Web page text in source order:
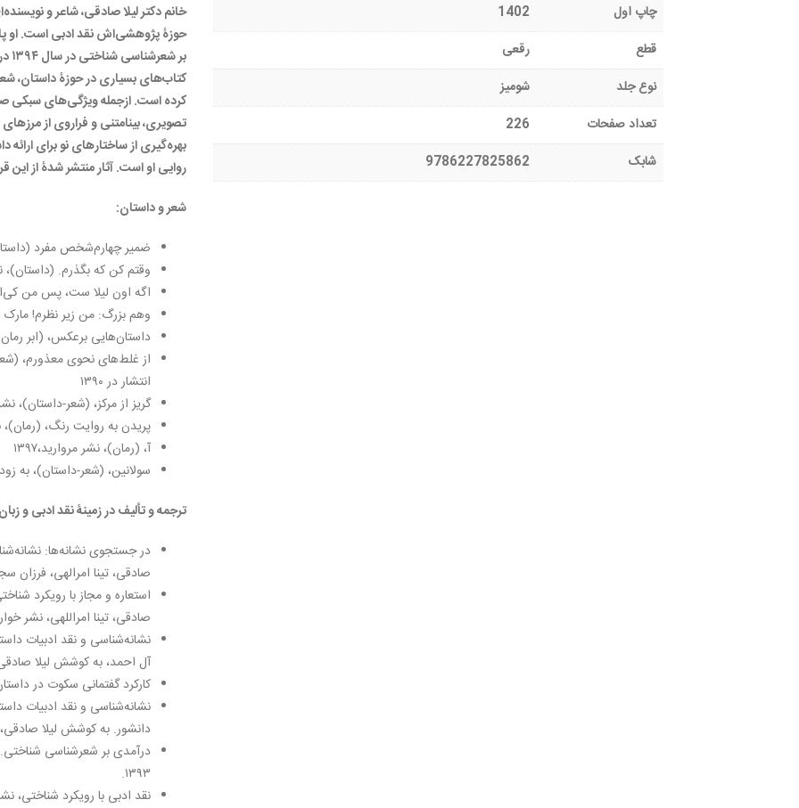
چاپ اول
1402
قطع
رقعی
نوع جلد
شومیز
تعداد صفحات
226
شابک
9786227825862
خانم دکتر لیلا صادقی، شاعر و
حوزۀ پژوهشی‌اش نقد ادبی است. او
بر
کتاب‌های بسیاری در حوزۀ داستان،
کرده است. ازجمله ویژگی‌های سبکی
تصویری، بینامتنی و فراروی از
بهره‌گیری از ساختارهای نو برای ارائه
روایی او است. آثار منتشر شدۀ از این
شعر و داستان:
ضمیر چهارم‌شخص مفرد
وقتم کن که بگذرم. (داستان)، نشر
اگه اون لیلا ست، پس من
وهم بزرگ: من زیر نظرم! مارک
داستان‌هایی برعکس، (ابر رمان)،
انتشار در ۱۳۹۰
گریز از مرکز، (شعر-داستان)، نشر
پریدن به روایت رنگ، (رمان)،
آ، (رمان)، نشر مروارید،۱۳۹۷
سولانین، (شعر-داستان)، به
ترجمه و تألیف در زمینۀ نقد ادبی و
در جستجوی نشانه‌ها:
صادقی، تینا امرالهی، فرزان
استعاره و مجاز با رویکرد
صادقی، تینا امراللهی، نشر
نشانه‌شناسی و نقد ادبیات
آل احمد، به کوشش لیلا صادقی،
کارکرد گفتمانی سکوت در
نشانه‌شناسی و نقد ادبیات
دانشور. به کوشش لیلا صادقی،
درآمدی بر شعرشناسی شناختی.
۱۳۹۳.
نقد ادبی با رویکرد شناختی، نشر